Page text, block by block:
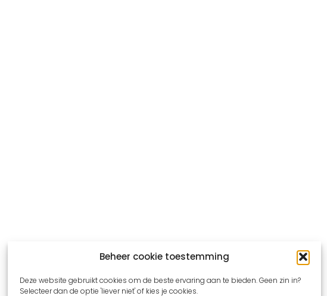
Beheer cookie toestemming
Deze website gebruikt cookies om de beste ervaring aan te bieden. Geen zin in?
Selecteer dan de optie 'liever niet' of kies je cookies.